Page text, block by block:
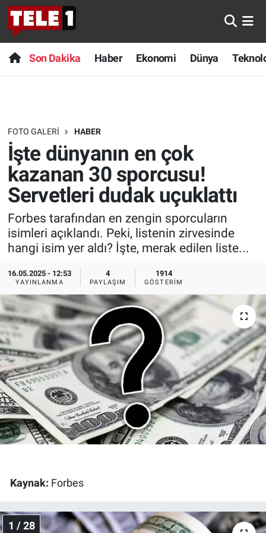
Son Dakika Haber Ekonomi Dünya
FOTO GALERI HABER
İşte dünyanın en çok
kazanan 30 sporcusu!
Servetleri dudak uçuklattı
Forbes tarafından en zengin sporcuların
isimleri açıklandı. Peki, listenin zirvesinde
hangi isim yer aldı? İşte, merak edilen liste...
16.05.2025 - 12:53
YAYINLANMA
4
PAYLAŞIM
1914
GÖSTERIM
Kaynak: Forbes
1 / 28
Anında Manşet
Başka Sohbetler
Bilim turu
Bilim ve Teknoloji Evreni
Doğa Konuşuyor
Dünya
Ege Saati
Ege'den Esintiler
Eğitim
Eğlence
Ekonomi
Forum
Gerçeğin İzinde
Gün Ortası
Son Dakika
Haber
Dünya
Sağlık
Spor
Yayın Akışı
İletişim
Nöbetçi Eczaneler
Hava Durumu
Trafik Durumu
Süper Lig Puan Durumu ve Fikstür
Tüm Manşetler
Son Dakika Haberleri
Haber Arşivi